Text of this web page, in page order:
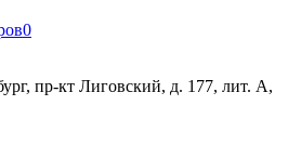
0
пр-кт Лиговский, д. 177, лит. А,